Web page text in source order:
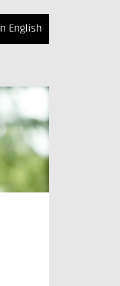
In English